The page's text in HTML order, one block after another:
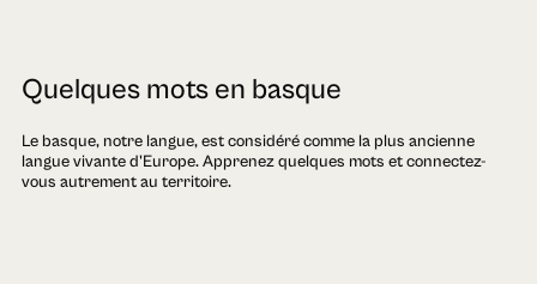
Quelques mots en basque
Le basque, notre langue, est considéré comme la plus ancienne
langue vivante d'Europe. Apprenez quelques mots et connectez-
vous autrement au territoire.